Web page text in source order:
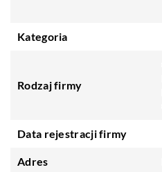
Kategoria
Rodzaj firmy
Data rejestracji firmy
Adres